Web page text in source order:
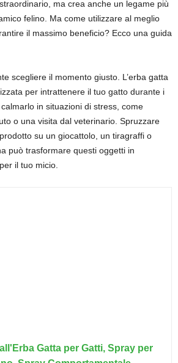
ma crea anche un legame più
felino. Ma come utilizzare al meglio
il massimo beneficio? Ecco una guida
scegliere il momento giusto. L’erba gatta
per intrattenere il tuo gatto durante i
in situazioni di stress, come
o una visita dal veterinario. Spruzzare
su un giocattolo, un tiragraffi o
può trasformare questi oggetti in
il tuo micio.
Gatta per Gatti, Spray per